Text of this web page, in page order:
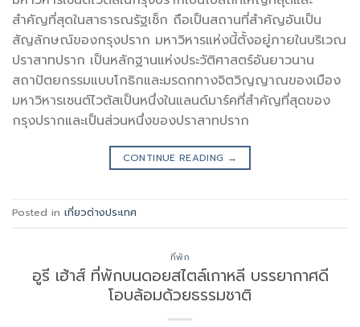
สำคัญที่สุดในสาธารณรัฐเช็ก ถือเป็นสถานที่สำคัญอันเป็น
สัญลักษณ์ของกรุงปราก มหาวิหารแห่งนี้ตั้งอยู่ภายในบริเวณ
ปราสาทปราก เป็นหลักฐานแห่งประวัติศาสตร์อันยาวนาน
สถาปัตยกรรมแบบโกธิกและมรดกทางจิตวิญญาณของเมือง
มหาวิหารเซนต์ไวตัสเป็นหนึ่งในแลนด์มาร์คที่สำคัญที่สุดของ
กรุงปรากและเป็นส่วนหนึ่งของปราสาทปราก
CONTINUE READING →
Posted in เที่ยวต่างประเทศ
ที่พัก
อูรี เฮ้าส์ ที่พักบนดอยสไตล์เกาหลี บรรยากาศดี
โอบล้อมด้วยธรรมชาติ